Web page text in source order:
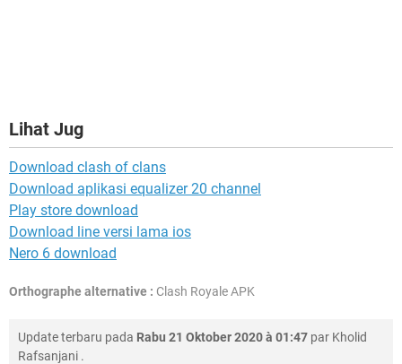
Lihat Jug
Download clash of clans
Download aplikasi equalizer 20 channel
Play store download
Download line versi lama ios
Nero 6 download
Orthographe alternative : Clash Royale APK
Update terbaru pada Rabu 21 Oktober 2020 à 01:47 par Kholid
Rafsanjani .